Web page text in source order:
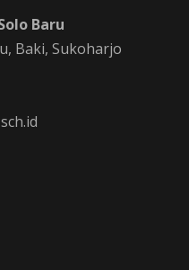
Baru
Baki, Sukoharjo